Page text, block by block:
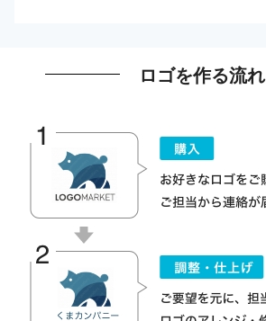
ロゴを作る流れ